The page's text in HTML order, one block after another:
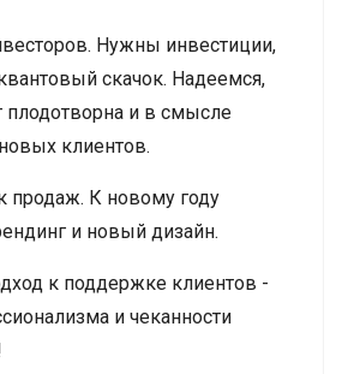
Нужны инвестиции,
скачок. Надеемся,
плодотворна и в смысле
клиентов.
продаж. К новому году
и новый дизайн.
к поддержке клиентов -
и чеканности